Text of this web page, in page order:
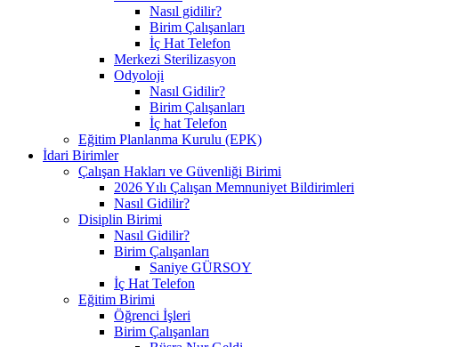
Nasıl gidilir?
Birim Çalışanları
İç Hat Telefon
Merkezi Sterilizasyon
Odyoloji
Nasıl Gidilir?
Birim Çalışanları
İç hat Telefon
Eğitim Planlanma Kurulu (EPK)
İdari Birimler
Çalışan Hakları ve Güvenliği Birimi
2026 Yılı Çalışan Memnuniyet Bildirimleri
Nasıl Gidilir?
Disiplin Birimi
Nasıl Gidilir?
Birim Çalışanları
Saniye GÜRSOY
İç Hat Telefon
Eğitim Birimi
Öğrenci İşleri
Birim Çalışanları